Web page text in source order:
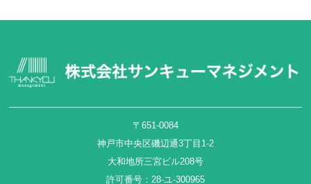
〒651-0084
神戸市中央区磯辺通3丁目1-2
大和地所三宮ビル208号
許可番号：28-ユ-300965